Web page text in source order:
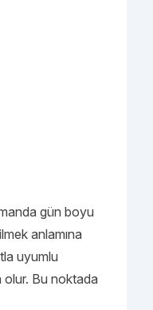
gün boyu
anlamına
uyumlu
olur. Bu noktada